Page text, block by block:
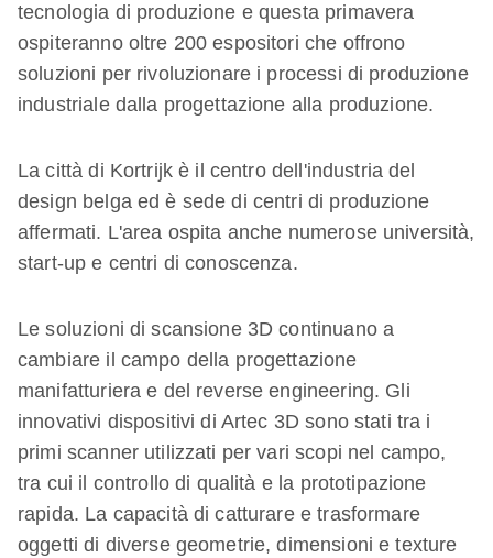
tecnologia di produzione e questa primavera
ospiteranno oltre 200 espositori che offrono
soluzioni per rivoluzionare i processi di produzione
industriale dalla progettazione alla produzione.
La città di Kortrijk è il centro dell'industria del
design belga ed è sede di centri di produzione
affermati. L'area ospita anche numerose università,
start-up e centri di conoscenza.
Le soluzioni di scansione 3D continuano a
cambiare il campo della progettazione
manifatturiera e del reverse engineering. Gli
innovativi dispositivi di Artec 3D sono stati tra i
primi scanner utilizzati per vari scopi nel campo,
tra cui il controllo di qualità e la prototipazione
rapida. La capacità di catturare e trasformare
oggetti di diverse geometrie, dimensioni e texture